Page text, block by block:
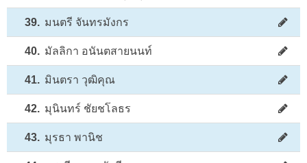
39. มนตรี จันทรมังกร
40. มัลลิกา อนันตสายนนท์
41. มินตรา วุฒิคุณ
42. มุนินทร์ ชัยชโลธร
43. มุรธา พานิช